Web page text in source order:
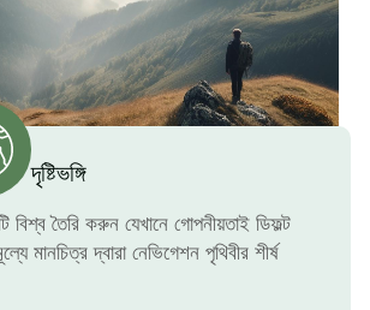
দৃষ্টিভঙ্গি
তৈরি করুন যেখানে গোপনীয়তাই ডিফল্ট
মানচিত্র দ্বারা নেভিগেশন পৃথিবীর শীর্ষ